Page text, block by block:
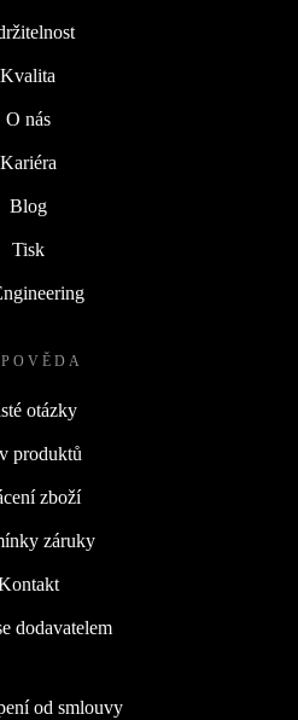
Kvalita
O nás
Kariéra
Blog
Tisk
otázky
produktů
zboží
záruky
dodavatelem
od smlouvy